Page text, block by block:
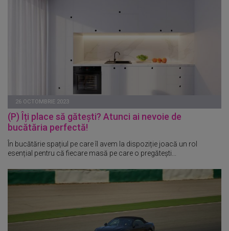
26 OCTOMBRIE 2023
(P) Îți place să gătești? Atunci ai nevoie de
bucătăria perfectă!
În bucătărie spațiul pe care îl avem la dispoziție joacă un rol
esențial pentru că fiecare masă pe care o pregătești...